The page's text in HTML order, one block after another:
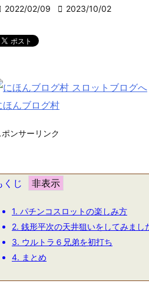
2022/02/09  2023/10/02
ほんブログ村
ポンサーリンク
くじ
1. パチンコスロットの楽しみ方
2. 銭形平次の天井狙いをしてみまし
3. ウルトラ６兄弟を初打ち
4. まとめ